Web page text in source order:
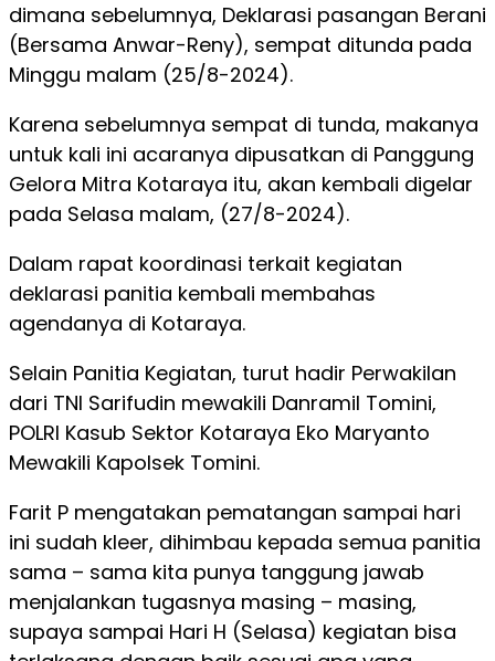
dimana sebelumnya, Deklarasi pasangan Berani
(Bersama Anwar-Reny), sempat ditunda pada
Minggu malam (25/8-2024).
Karena sebelumnya sempat di tunda, makanya
untuk kali ini acaranya dipusatkan di Panggung
Gelora Mitra Kotaraya itu, akan kembali digelar
pada Selasa malam, (27/8-2024).
Dalam rapat koordinasi terkait kegiatan
deklarasi panitia kembali membahas
agendanya di Kotaraya.
Selain Panitia Kegiatan, turut hadir Perwakilan
dari TNI Sarifudin mewakili Danramil Tomini,
POLRI Kasub Sektor Kotaraya Eko Maryanto
Mewakili Kapolsek Tomini.
Farit P mengatakan pematangan sampai hari
ini sudah kleer, dihimbau kepada semua panitia
sama – sama kita punya tanggung jawab
menjalankan tugasnya masing – masing,
supaya sampai Hari H (Selasa) kegiatan bisa